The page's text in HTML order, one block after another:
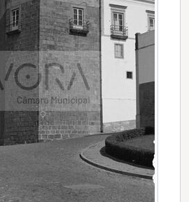
dos Leões
de exterior
da cortiça
Ramos
de mobílias alentejanas da Casa Correia
de caminho de ferro
Urbana, na Praça do Giraldo
do Operário de Évora
do Caixeiro Alentejano
de Artilharia
e peças de teatro não identificadas
(actual Escola Gabriel Pereira)